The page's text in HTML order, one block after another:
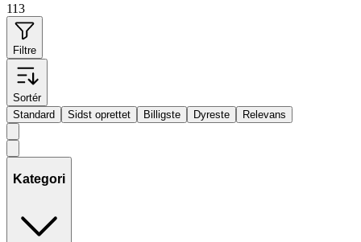
113
Filtre
Sortér
Standard
Sidst oprettet Billigste Dyreste Relevans
Kategori